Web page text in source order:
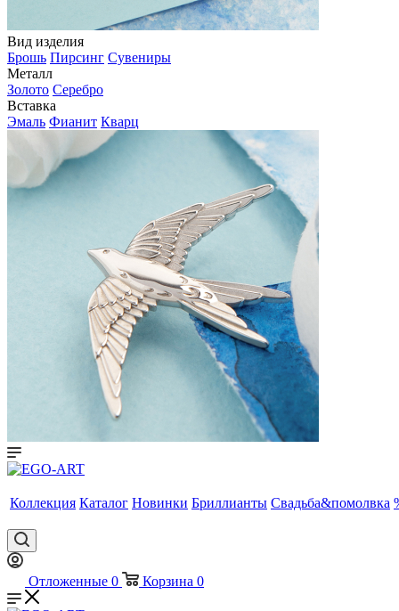
Вид изделия
Брошь Пирсинг Сувениры
Металл
Золото Серебро
Вставка
Эмаль Фианит Кварц
Коллекция Каталог Новинки Бриллианты Свадьба&помолвка
Отложенные 0 Корзина 0